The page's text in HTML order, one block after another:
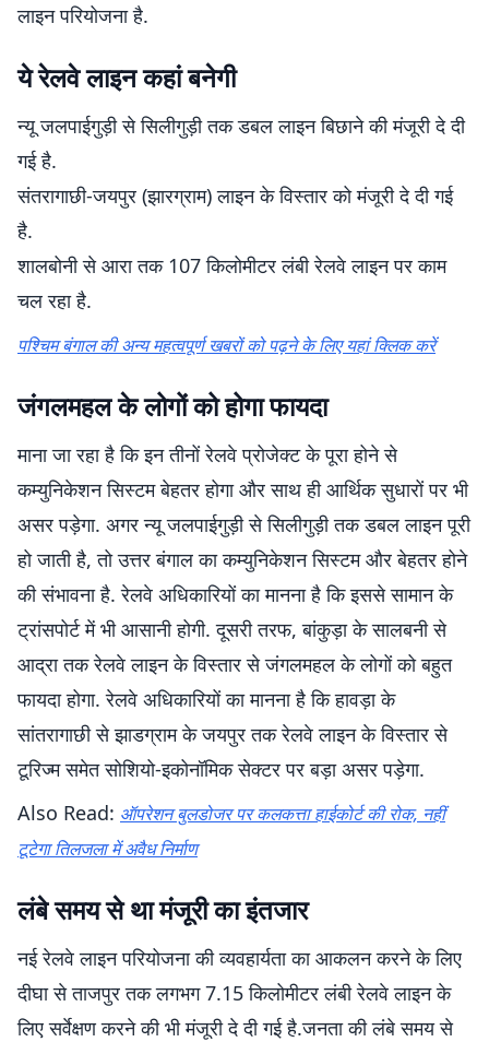
लाइन परियोजना है.
ये रेलवे लाइन कहां बनेगी
न्यू जलपाईगुड़ी से सिलीगुड़ी तक डबल लाइन बिछाने की मंजूरी दे दी
गई है.
संतरागाछी-जयपुर (झारग्राम) लाइन के विस्तार को मंजूरी दे दी गई
है.
शालबोनी से आरा तक 107 किलोमीटर लंबी रेलवे लाइन पर काम
चल रहा है.
पश्चिम बंगाल की अन्य महत्वपूर्ण खबरों को पढ़ने के लिए यहां क्लिक करें
जंगलमहल के लोगों को होगा फायदा
माना जा रहा है कि इन तीनों रेलवे प्रोजेक्ट के पूरा होने से
कम्युनिकेशन सिस्टम बेहतर होगा और साथ ही आर्थिक सुधारों पर भी
असर पड़ेगा. अगर न्यू जलपाईगुड़ी से सिलीगुड़ी तक डबल लाइन पूरी
हो जाती है, तो उत्तर बंगाल का कम्युनिकेशन सिस्टम और बेहतर होने
की संभावना है. रेलवे अधिकारियों का मानना है कि इससे सामान के
ट्रांसपोर्ट में भी आसानी होगी. दूसरी तरफ, बांकुड़ा के सालबनी से
आद्रा तक रेलवे लाइन के विस्तार से जंगलमहल के लोगों को बहुत
फायदा होगा. रेलवे अधिकारियों का मानना है कि हावड़ा के
सांतरागाछी से झाडग्राम के जयपुर तक रेलवे लाइन के विस्तार से
टूरिज्म समेत सोशियो-इकोनॉमिक सेक्टर पर बड़ा असर पड़ेगा.
Also Read: ऑपरेशन बुलडोजर पर कलकत्ता हाईकोर्ट की रोक, नहीं
टूटेगा तिलजला में अवैध निर्माण
लंबे समय से था मंजूरी का इंतजार
नई रेलवे लाइन परियोजना की व्यवहार्यता का आकलन करने के लिए
दीघा से ताजपुर तक लगभग 7.15 किलोमीटर लंबी रेलवे लाइन के
लिए सर्वेक्षण करने की भी मंजूरी दे दी गई है.जनता की लंबे समय से